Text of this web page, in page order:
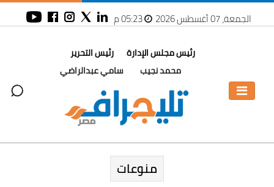
الجمعة، 07 أغسطس 2026 05:23 م
رئيس مجلس الإدارة
محمد نجيب
رئيس التحرير
سامي عبدالراضي
منوعات